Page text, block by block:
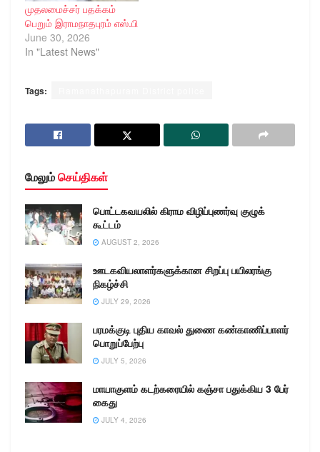
முதலமைச்சர் பதக்கம்
பெறும் இராமநாதபுரம் எஸ்.பி
June 30, 2026
In "Latest News"
Tags:
மேலும்செய்திகள்
பொட்டகவயலில் கிராம விழிப்புணர்வு குழுக்
கூட்டம்
AUGUST 2, 2026
ஊடகவியலாளர்களுக்கான சிறப்பு பயிலரங்கு
நிகழ்ச்சி
JULY 29, 2026
பரமக்குடி புதிய காவல் துணை கண்காணிப்பாளர்
பொறுப்பேற்பு
JULY 5, 2026
மாயாகுளம் கடற்கரையில் கஞ்சா பதுக்கிய 3 பேர்
கைது
JULY 4, 2026